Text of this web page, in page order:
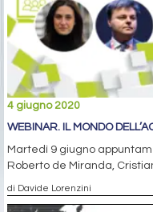
4 giugno 2020
WEBINAR. IL MONDO
Martedì 9 giugno
Roberto de Miranda,
di Davide Lorenzini